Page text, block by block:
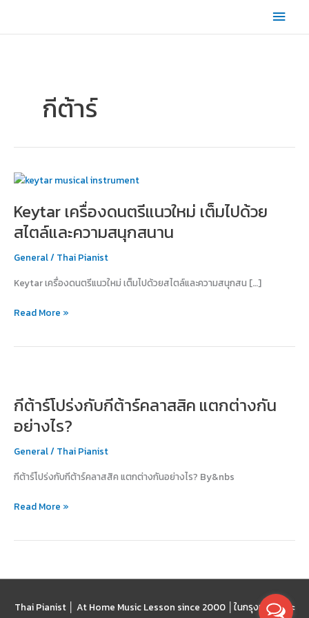
content
Main
กีต้าร์
Keytar เครื่องดนตรีแนวใหม่ เต็มไปด้วย
สไตล์และความสนุกสนาน
General/ Thai Pianist
Keytar เครื่องดนตรีแนวใหม่ เต็มไปด้วยสไตล์และความสนุกสน […]
Keytar
ดนตรี
แนว
ใหม่
เต็ม
ด้วย
และ
สนุกสนาน
Read More »
กีต้าร์โปร่งกับกีต้าร์คลาสสิค แตกต่างกัน
อย่างไร?
General/ Thai Pianist
กีต้าร์โปร่งกับกีต้าร์คลาสสิค แตกต่างกันอย่างไร? By&nbs
กับ
กีต้าร์
คลาสสิค
แตก
กัน
Read More »
Thai Pianist │ At Home Music Lesson since 2000 │ ในกรุงเทพฯ และ